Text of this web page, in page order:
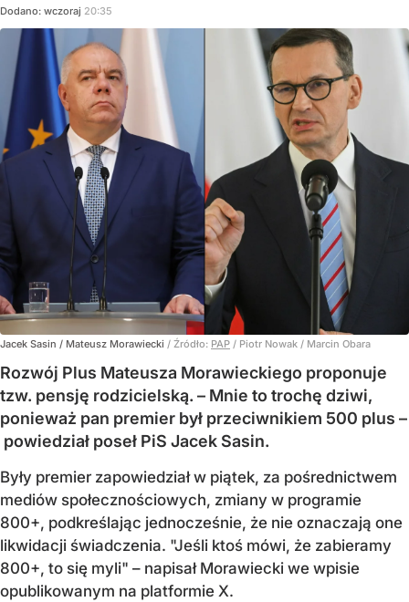
Dodano: wczoraj 20:35
Jacek Sasin / Mateusz Morawiecki / Źródło: PAP / Piotr Nowak / Marcin Obara
Rozwój Plus Mateusza Morawieckiego proponuje
tzw. pensję rodzicielską. – Mnie to trochę dziwi,
ponieważ pan premier był przeciwnikiem 500 plus –
powiedział poseł PiS Jacek Sasin.
Były premier zapowiedział w piątek, za pośrednictwem
mediów społecznościowych, zmiany w programie
800+, podkreślając jednocześnie, że nie oznaczają one
likwidacji świadczenia. "Jeśli ktoś mówi, że zabieramy
800+, to się myli" – napisał Morawiecki we wpisie
opublikowanym na platformie X.